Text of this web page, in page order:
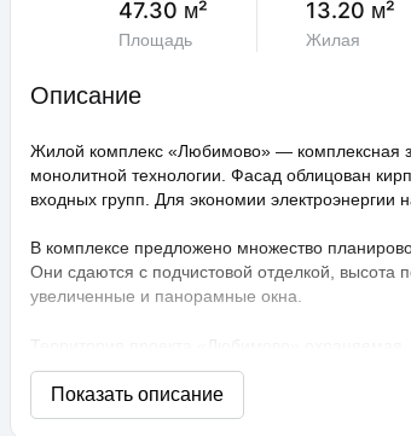
47.30 м²
Площадь
13.20 м²
Жилая
Описание
Жилой комплекс «Любимово» — комплексная
монолитной технологии. Фасад облицован
входных групп. Для экономии электроэнергии
В комплексе предложено множество
Они сдаются с подчистовой отделкой, высота
увеличенные и панорамные окна.
распознаванием лиц и управлением через
технологии сезонного цветения, выполнен
площадки, профессиональные площадки для